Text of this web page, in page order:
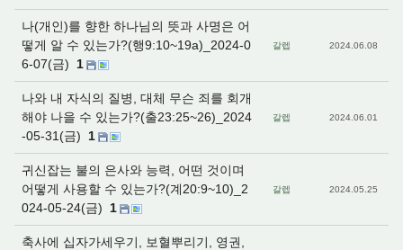
나(개인)를 향한 하나님의 뜻과 사명은 어
떻게 알 수 있는가?(행9:10~19a)_2024-0
6-07(금)
1
갈렙 2024.06.08
나와 내 자식의 질병, 대체 무슨 죄를 회개
해야 나을 수 있는가?(출23:25~26)_2024
-05-31(금)
1
갈렙 2024.06.01
귀신잡는 불의 은사와 능력, 어떤 것이며
어떻게 사용할 수 있는가?(계20:9~10)_2
024-05-24(금)
1
갈렙 2024.05.25
축사에 십자가세우기, 보혈뿌리기, 영권,